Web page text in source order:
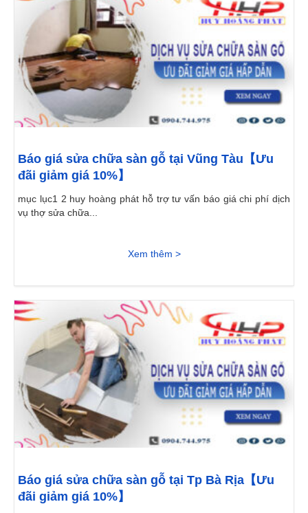
Báo giá sửa chữa sàn gỗ tại Vũng Tàu【Ưu
đãi giảm giá 10%】
mục lục1 2 huy hoàng phát hỗ trợ tư vấn báo giá chi phí dịch
vụ thợ sửa chữa...
Xem thêm >
Báo giá sửa chữa sàn gỗ tại Tp Bà Rịa【Ưu
đãi giảm giá 10%】